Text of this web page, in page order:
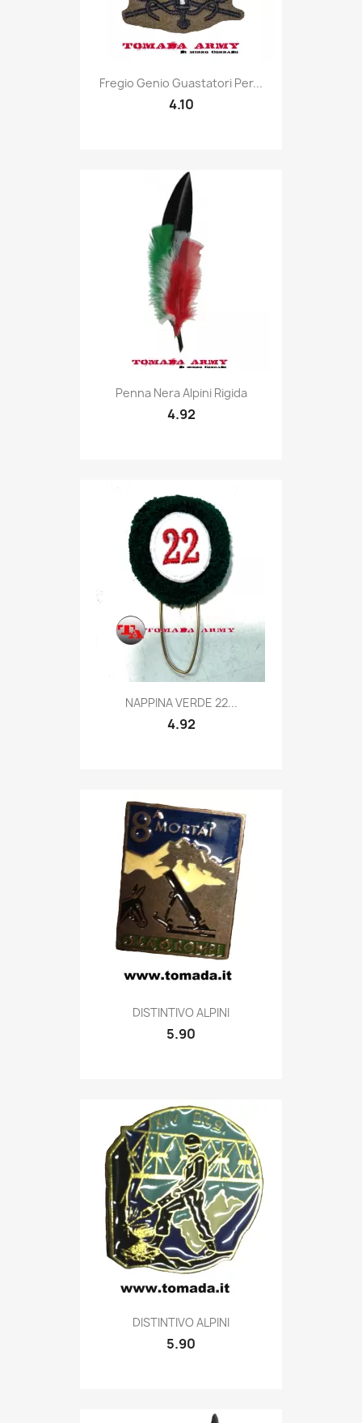
Quick view
Fregio Genio Guastatori Per...
4.10
Quick view
Penna Nera Alpini Rigida
4.92
Quick view
NAPPINA VERDE 22...
4.92
Quick view
DISTINTIVO ALPINI
5.90
Quick view
DISTINTIVO ALPINI
5.90